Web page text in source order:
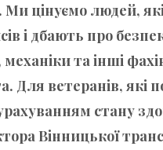
цінуємо людей,
і дбають про
та інші
Для ветеранів, які
стану
Вінницької